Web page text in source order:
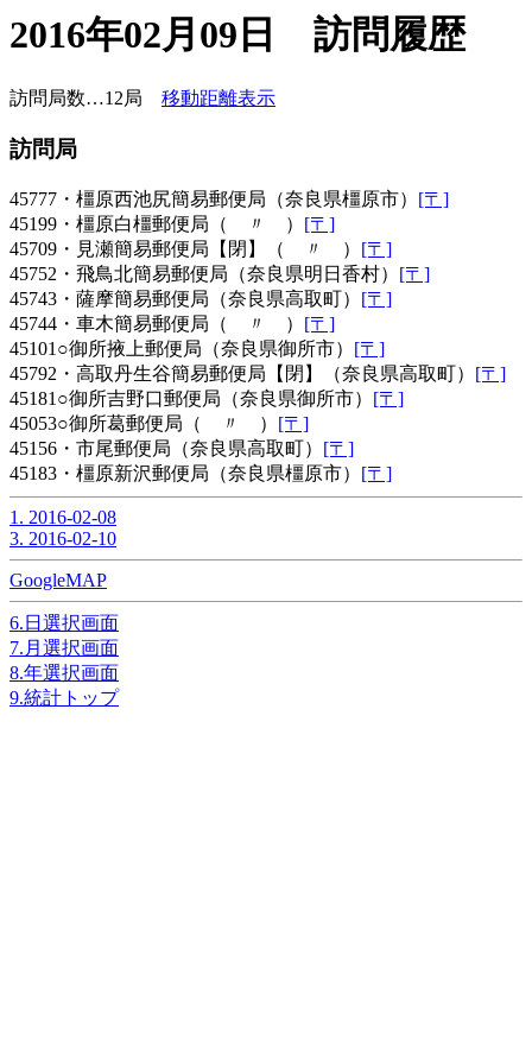
2016年02月09日 訪問履歴
訪問局数…12局 移動距離表示
訪問局
45777・橿原西池尻簡易郵便局（奈良県橿原市） [〒]
45199・橿原白橿郵便局（ 〃 ） [〒]
45709・見瀬簡易郵便局【閉】（ 〃 ） [〒]
45752・飛鳥北簡易郵便局（奈良県明日香村） [〒]
45743・薩摩簡易郵便局（奈良県高取町） [〒]
45744・車木簡易郵便局（ 〃 ） [〒]
45101○御所掖上郵便局（奈良県御所市） [〒]
45792・高取丹生谷簡易郵便局【閉】（奈良県高取町） [〒]
45181○御所吉野口郵便局（奈良県御所市） [〒]
45053○御所葛郵便局（ 〃 ） [〒]
45156・市尾郵便局（奈良県高取町） [〒]
45183・橿原新沢郵便局（奈良県橿原市） [〒]
1. 2016-02-08
3. 2016-02-10
GoogleMAP
6.日選択画面
7.月選択画面
8.年選択画面
9.統計トップ